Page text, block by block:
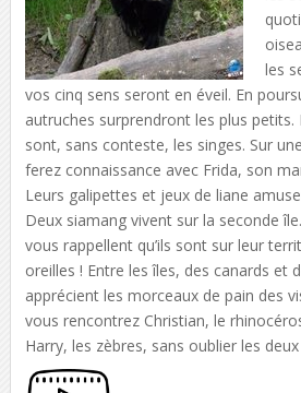
les
vos cinq sens seront en éveil. En
autruches surprendront les plus
sont, sans conteste, les singes. Sur
ferez connaissance avec Frida, son
Leurs galipettes et jeux de liane
Deux siamang vivent sur la seconde
vous rappellent qu’ils sont sur leur
oreilles ! Entre les îles, des canards et
apprécient les morceaux de pain des
vous rencontrez Christian, le
Harry, les zèbres, sans oublier les